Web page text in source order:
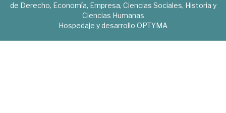
de Derecho, Economía, Empresa, Ciencias Sociales, Historia y
Ciencias Humanas
Hospedaje y desarrollo OPTYMA